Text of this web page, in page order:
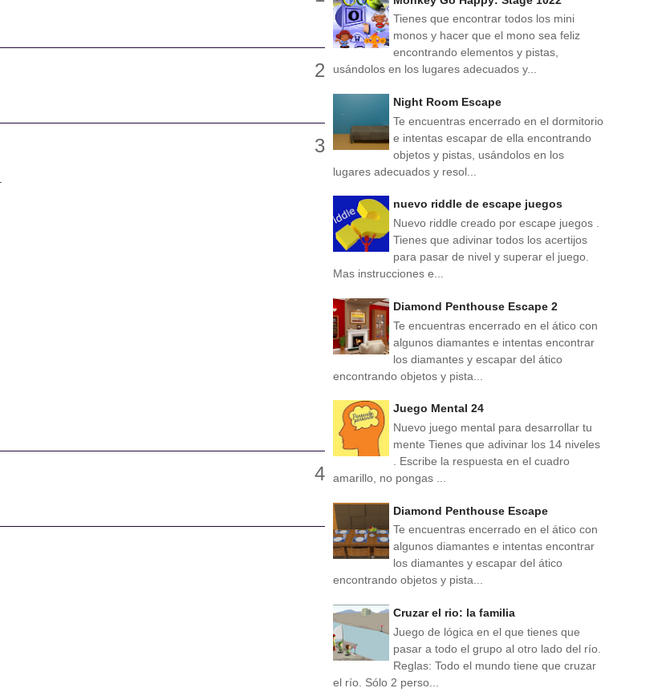
Tienes que encontrar todos los mini
monos y hacer que el mono sea feliz
encontrando elementos y pistas,
usándolos en los lugares adecuados y...
Night Room Escape
Te encuentras encerrado en el dormitorio
e intentas escapar de ella encontrando
objetos y pistas, usándolos en los
lugares adecuados y resol...
nuevo riddle de escape juegos
Nuevo riddle creado por escape juegos .
Tienes que adivinar todos los acertijos
para pasar de nivel y superar el juego.
Mas instrucciones e...
Diamond Penthouse Escape 2
Te encuentras encerrado en el ático con
algunos diamantes e intentas encontrar
los diamantes y escapar del ático
encontrando objetos y pista...
Juego Mental 24
Nuevo juego mental para desarrollar tu
mente Tienes que adivinar los 14 niveles
. Escribe la respuesta en el cuadro
amarillo, no pongas ...
Diamond Penthouse Escape
Te encuentras encerrado en el ático con
algunos diamantes e intentas encontrar
los diamantes y escapar del ático
encontrando objetos y pista...
Cruzar el rio: la familia
Juego de lógica en el que tienes que
pasar a todo el grupo al otro lado del río.
Reglas: Todo el mundo tiene que cruzar
el río. Sólo 2 perso...